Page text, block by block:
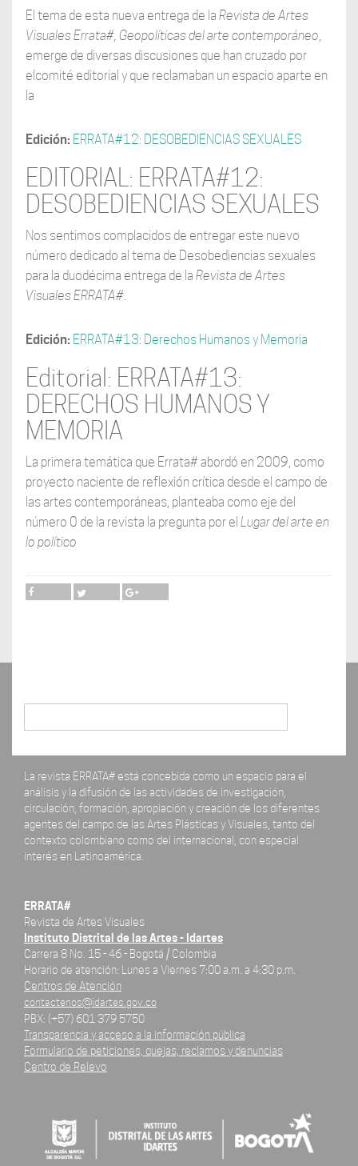
El tema de esta nueva entrega de la Revista de Artes
Visuales Errata#, Geopolíticasdel arte contemporáneo,
emerge de diversas discusiones que han cruzado por
elcomité editorial y que reclamaban un espacio aparte en
la
Edición: ERRATA#12: DESOBEDIENCIAS SEXUALES
EDITORIAL: ERRATA#12:
DESOBEDIENCIAS SEXUALES
Nos sentimos complacidos de entregar este nuevo
número dedicado al tema de Desobediencias sexuales
para la duodécima entrega de la Revista de Artes
VisualesERRATA#.
Edición: ERRATA#13: Derechos Humanos y Memoria
Editorial: ERRATA#13:
DERECHOS HUMANOS Y
MEMORIA
La primera temática que Errata# abordó en 2009, como
proyecto naciente de reflexión crítica desde el campo de
las artes contemporáneas, planteaba como eje del
número 0 de la revista la pregunta por el Lugar del arte en
lo político
La revista ERRATA# está concebida como un espacio para el
análisis y la difusión de las actividades de investigación,
circulación, formación, apropiación y creación de los diferentes
agentes del campo de las Artes Plásticas y Visuales, tanto del
contexto colombiano como del internacional, con especial
interés en Latinoamérica.
ERRATA#
Revista de Artes Visuales
Instituto Distrital de las Artes - Idartes
Carrera 8 No. 15 - 46 - Bogotá / Colombia
Horario de atención: Lunes a Viernes 7:00 a.m. a 4:30 p.m.
Centros de Atención
contactenos@idartes.gov.co
PBX: (+57) 601 379 5750
Transparencia y acceso a la información pública
Formulario de peticiones, quejas, reclamos y denuncias
Centro de Relevo